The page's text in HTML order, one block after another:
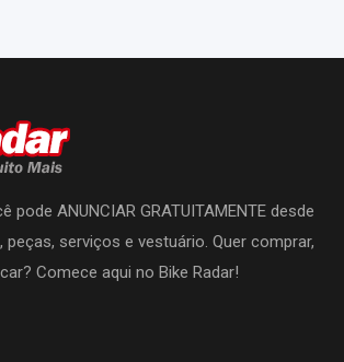
pode ANUNCIAR GRATUITAMENTE desde
serviços e vestuário. Quer comprar,
Comece aqui no Bike Radar!